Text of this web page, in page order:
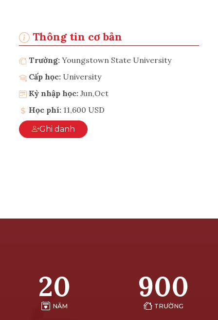
Thông tin cơ bản
Trường: Youngstown State University
Cấp học: University
Kỳ nhập học: Jun,Oct
Học phí: 11,600 USD
Ghi danh
20
NĂM
900
TRƯỜNG